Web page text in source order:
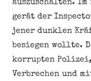
auszuschalten.
gerät der
jener dunklen
besiegen wollte.
korrupten
Verbrechen und